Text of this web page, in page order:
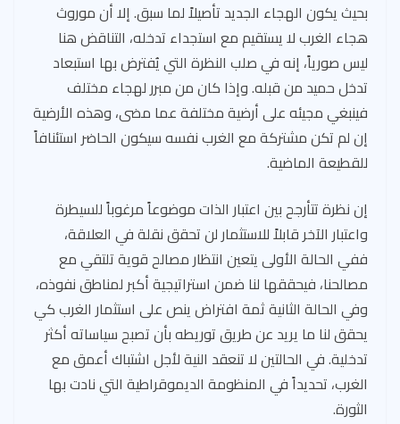
بحيث يكون الهجاء الجديد تأصيلاً لما سبق. إلا أن موروث
هجاء الغرب لا يستقيم مع استجداء تدخله، التناقض هنا
ليس صورياً، إنه في صلب النظرة التي يُفترض بها استبعاد
تدخل حميد من قبله. وإذا كان من مبرر لهجاء مختلف
فينبغي مجيئه على أرضية مختلفة عما مضى، وهذه الأرضية
إن لم تكن مشتركة مع الغرب نفسه سيكون الحاضر استئنافاً
للقطيعة الماضية.
إن نظرة تتأرجح بين اعتبار الذات موضوعاً مرغوباً للسيطرة
واعتبار الآخر قابلاً للاستثمار لن تحقق نقلة في العلاقة،
ففي الحالة الأولى يتعين انتظار مصالح قوية تلتقي مع
مصالحنا، فيحققها لنا ضمن استراتيجية أكبر لمناطق نفوذه،
وفي الحالة الثانية ثمة افتراض ينص على استثمار الغرب كي
يحقق لنا ما يريد عن طريق توريطه بأن تصبح سياساته أكثر
تدخلية. في الحالتين لا تنعقد النية لأجل اشتباك أعمق مع
الغرب، تحديداً في المنظومة الديموقراطية التي نادت بها
الثورة.